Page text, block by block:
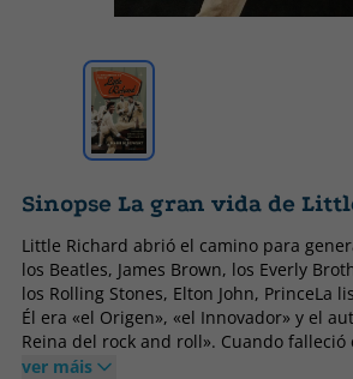
Sinopse La gran vida de
Little Richard abrió el camino para
los Beatles, James Brown, los Everly
los Rolling Stones, Elton John, PrinceLa
Él era «el Origen», «el Innovador» y el
Reina del rock and roll». Cuando falleció
2020, La gran vida de Little Richard, que
ver máis